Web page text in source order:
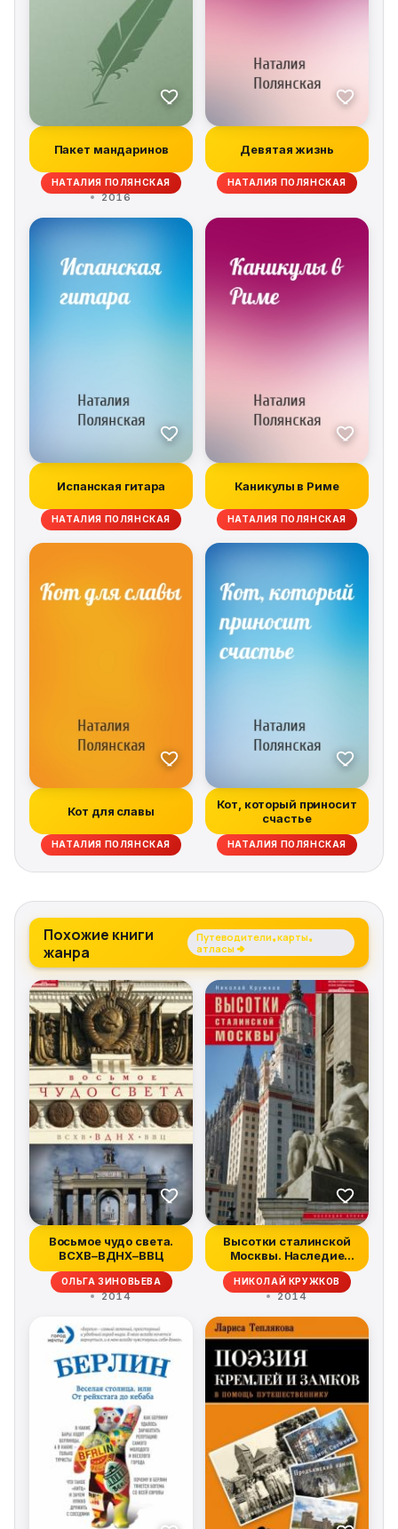
Пакет мандаринов
НАТАЛИЯ ПОЛЯНСКАЯ
2016
Девятая жизнь
НАТАЛИЯ ПОЛЯНСКАЯ
Испанская гитара
НАТАЛИЯ ПОЛЯНСКАЯ
Каникулы в Риме
НАТАЛИЯ ПОЛЯНСКАЯ
Кот для славы
НАТАЛИЯ ПОЛЯНСКАЯ
Кот, который приносит
счастье
НАТАЛИЯ ПОЛЯНСКАЯ
Похожие книги
жанра
Путеводители, карты,
атласы →
Восьмое чудо света.
ВСХВ–ВДНХ–ВВЦ
ОЛЬГА ЗИНОВЬЕВА
2014
Высотки сталинской
Москвы. Наследие
эпохи
НИКОЛАЙ КРУЖКОВ
2014